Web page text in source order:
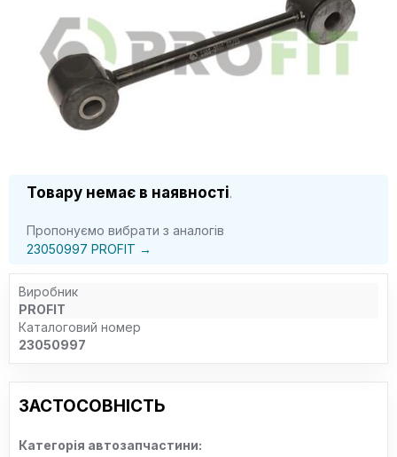
Товару немає в наявності.
Пропонуємо вибрати з аналогів
23050997 PROFIT →
Виробник
PROFIT
Каталоговий номер
23050997
ЗАСТОСОВНІСТЬ
Категорія автозапчастини: